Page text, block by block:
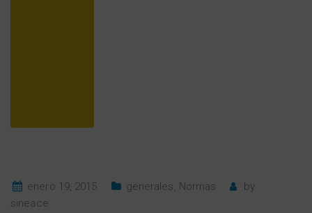
enero 19, 2015 generales, Normas
by
sineace